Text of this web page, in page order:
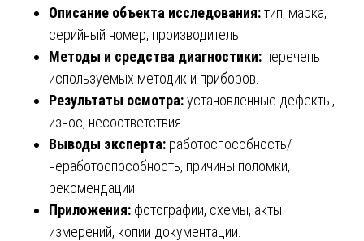
Описание объекта исследования:тип, марка,
серийный номер, производитель.
Методы и средства диагностики: перечень
используемых методик и приборов.
Результаты осмотра:установленные дефекты,
износ, несоответствия.
Выводы эксперта: работоспособность/
неработоспособность, причины поломки,
рекомендации.
Приложения: фотографии, схемы, акты
измерений, копии документации.